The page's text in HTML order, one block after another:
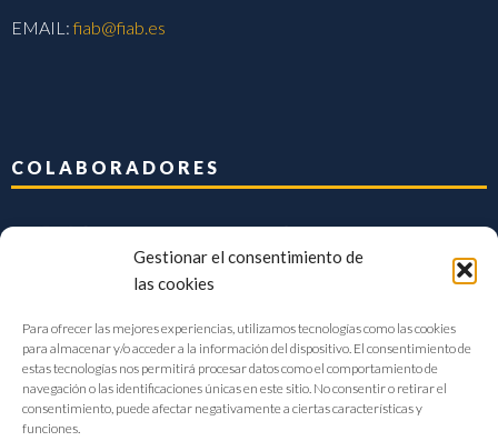
Gestionar el consentimiento de
las cookies
Para ofrecer las mejores experiencias, utilizamos tecnologías como las cookies
para almacenar y/o acceder a la información del dispositivo. El consentimiento de
estas tecnologías nos permitirá procesar datos como el comportamiento de
navegación o las identificaciones únicas en este sitio. No consentir o retirar el
consentimiento, puede afectar negativamente a ciertas características y
funciones.
EMAIL:fiab@fiab.es
COLABORADORES